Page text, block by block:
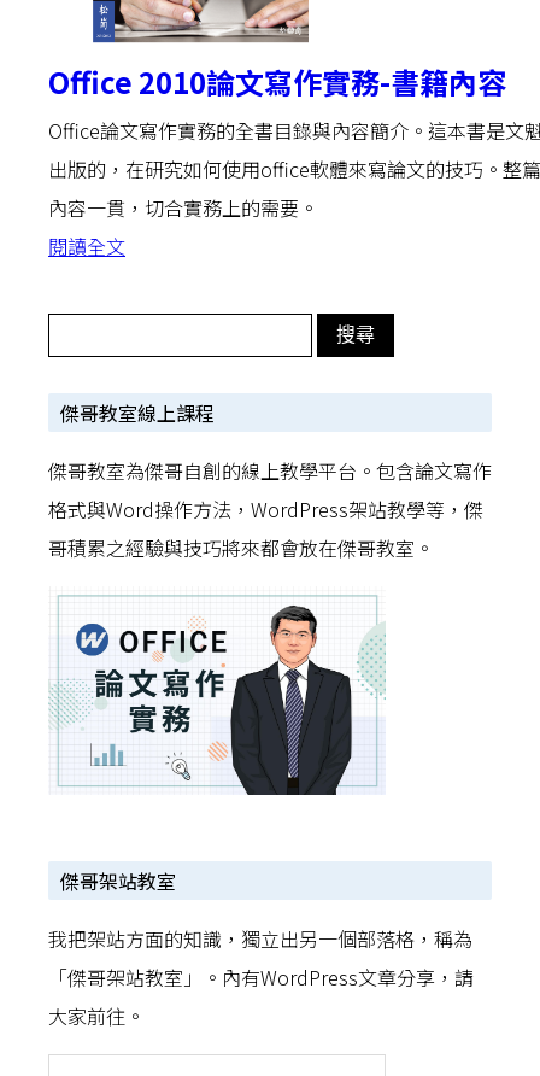
Office 2010論文寫作實務-書籍內容
Office論文寫作實務的全書目錄與內容簡介。這本書是文
出版的，在研究如何使用office軟體來寫論文的技巧。整篇
內容一貫，切合實務上的需要。
閱讀全文
傑哥教室線上課程
傑哥教室為傑哥自創的線上教學平台。包含論文寫作
格式與Word操作方法，WordPress架站教學等，傑
哥積累之經驗與技巧將來都會放在傑哥教室。
傑哥架站教室
我把架站方面的知識，獨立出另一個部落格，稱為
「傑哥架站教室」。內有WordPress文章分享，請
大家前往。